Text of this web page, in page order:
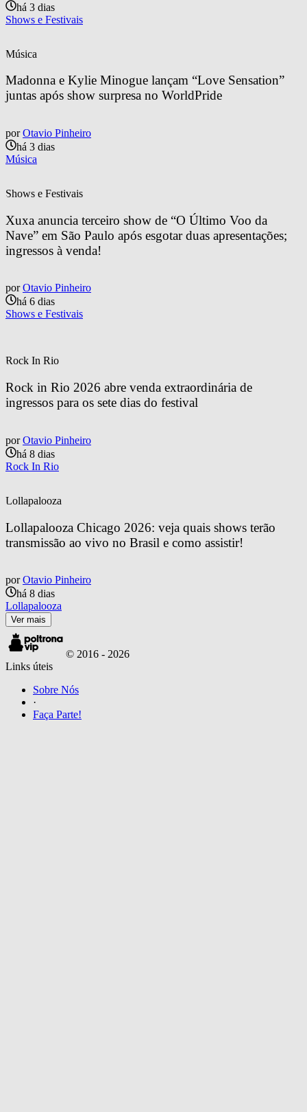
há 3 dias
Shows e Festivais
Música
Madonna e Kylie Minogue lançam “Love Sensation”
juntas após show surpresa no WorldPride
por Otavio Pinheiro
há 3 dias
Música
Shows e Festivais
Xuxa anuncia terceiro show de “O Último Voo da
Nave” em São Paulo após esgotar duas apresentações;
ingressos à venda!
por Otavio Pinheiro
há 6 dias
Shows e Festivais
Rock In Rio
Rock in Rio 2026 abre venda extraordinária de
ingressos para os sete dias do festival
por Otavio Pinheiro
há 8 dias
Rock In Rio
Lollapalooza
Lollapalooza Chicago 2026: veja quais shows terão
transmissão ao vivo no Brasil e como assistir!
por Otavio Pinheiro
há 8 dias
Lollapalooza
Ver mais
© 2016 - 2026
Links úteis
Sobre Nós
·
Faça Parte!